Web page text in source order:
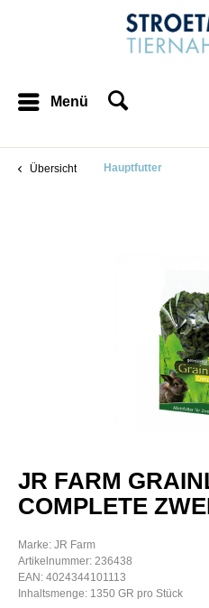
Menü
Übersicht Hauptfutter
JR FARM
COMPLETE
Marke: JR Farm
Artikelnummer: 236438
EAN: 4024344101113
Inhaltsmenge: 1350 GR pro Stück